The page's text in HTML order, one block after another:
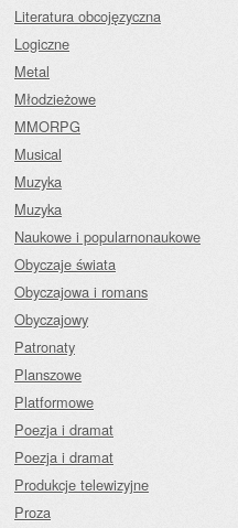
Literatura obcojęzyczna
Logiczne
Metal
Młodzieżowe
MMORPG
Musical
Muzyka
Muzyka
Naukowe i popularnonaukowe
Obyczaje świata
Obyczajowa i romans
Obyczajowy
Patronaty
Planszowe
Platformowe
Poezja i dramat
Poezja i dramat
Produkcje telewizyjne
Proza